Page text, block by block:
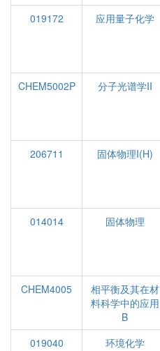
019172
应用量子化学
CHEM5002P
分子光谱学II
206711
固体物理I(H)
014014
固体物理
CHEM4005
相平衡及其在材
料科学中的应用
B
019040 环境化学